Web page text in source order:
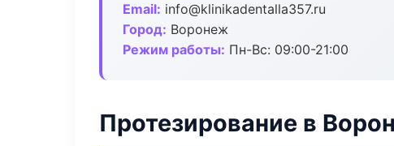
Email: info@klinikadentalla357.ru
Город: Воронеж
Режим работы: Пн-Вс: 09:00-21:00
Протезирование в